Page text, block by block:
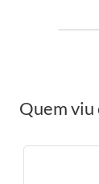
Quem viu